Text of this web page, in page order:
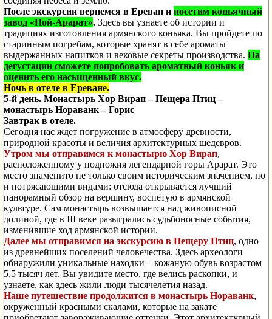
После экскурсии вернемся в Ереван и посетим коньячный
завод «Ной-Арарат». Здесь вы узнаете об истории и
традициях изготовления армянского коньяка. Вы пройдете по
старинным погребам, которые хранят в себе ароматы
выдержанных напитков и вековые секреты производства. На
дегустации сможете попробовать ароматный коньяк и
оценить его насыщенный вкус.
Ночь в отеле в Ереване.
5-й день. Монастырь Хор Вирап – Пещера Птиц –
монастырь Нораванк – Горис
Завтрак в отеле.
Сегодня нас ждет погружение в атмосферу древности,
природной красоты и величия архитектурных шедевров.
Утром мы отправимся к монастырю Хор Вирап,
расположенному у подножия легендарной горы Арарат. Это
место знаменито не только своим историческим значением, но
и потрясающими видами: отсюда открывается лучший
панорамный обзор на вершину, воспетую в армянской
культуре. Сам монастырь возвышается над живописной
долиной, где в III веке разыгрались судьбоносные события,
изменившие ход армянской истории.
Далее мы отправимся на экскурсию в Пещеру Птиц, одно
из древнейших поселений человечества. Здесь археологи
обнаружили уникальные находки – кожаную обувь возрастом
5,5 тысяч лет. Вы увидите место, где велись раскопки, и
узнаете, как здесь жили люди тысячелетия назад.
Наше путешествие продолжится в монастырь Нораванк,
окруженный красными скалами, которые на закате